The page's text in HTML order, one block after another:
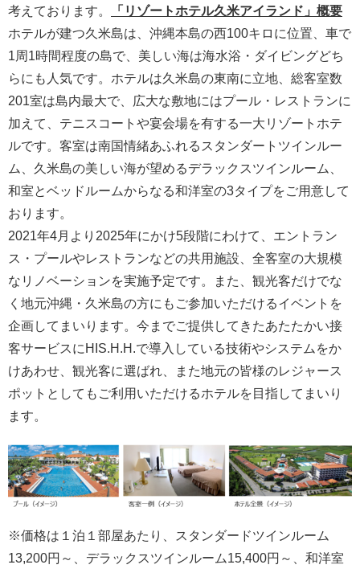
考えております。
「リゾートホテル久米アイランド」概要
ホテルが建つ久米島は、沖縄本島の西100キロに位置、車で
1周1時間程度の島で、美しい海は海水浴・ダイビングどち
らにも人気です。ホテルは久米島の東南に立地、総客室数
201室は島内最大で、広大な敷地にはプール・レストランに
加えて、テニスコートや宴会場を有する一大リゾートホテ
ルです。客室は南国情緒あふれるスタンダートツインルー
ム、久米島の美しい海が望めるデラックスツインルーム、
和室とベッドルームからなる和洋室の3タイプをご用意して
おります。
2021年4月より2025年にかけ5段階にわけて、エントラン
ス・プールやレストランなどの共用施設、全客室の大規模
なリノベーションを実施予定です。また、観光客だけでな
く地元沖縄・久米島の方にもご参加いただけるイベントを
企画してまいります。今までご提供してきたあたたかい接
客サービスにHIS.H.H.で導入している技術やシステムをか
けあわせ、観光客に選ばれ、また地元の皆様のレジャース
ポットとしてもご利用いただけるホテルを目指してまいり
ます。
※価格は１泊１部屋あたり、スタンダードツインルーム
13,200円～、デラックスツインルーム15,400円～、和洋室